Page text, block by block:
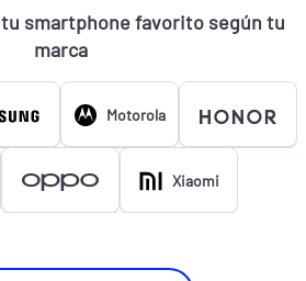
tu smartphone favorito según tu
marca
Motorola
Xiaomi